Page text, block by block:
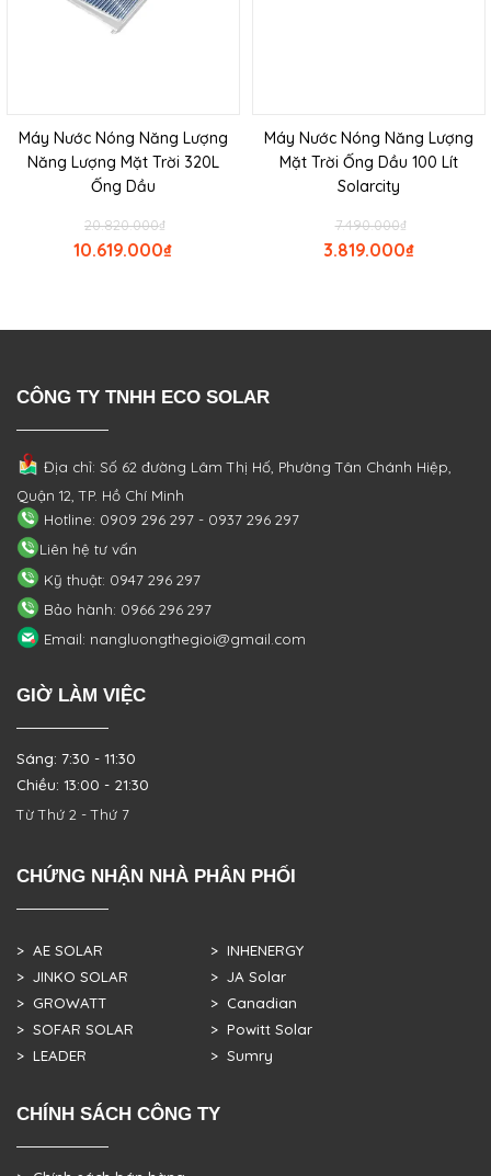
Máy Nước Nóng Năng Lượng
Năng Lượng Mặt Trời 320L
Ống Dầu
₫
20.820.000
₫
10.619.000
Máy Nước Nóng Năng Lượng
Mặt Trời Ống Dầu 100 Lít
Solarcity
₫
7.490.000
₫
3.819.000
CÔNG TY TNHH ECO SOLAR
Địa chỉ: Số 62 đường Lâm Thị Hố, PhườngTân Chánh Hiệp,
Quận 12, TP. Hồ Chí Minh
Hotline: 0909 296 297 - 0937 296 297
Liên hệ tư vấn
Kỹ thuật: 0947 296 297
Bảo hành: 0966 296 297
Email: nangluongthegioi@gmail.com
GIỜ LÀM VIỆC
Sáng: 7:30 - 11:30
Chiều: 13:00 - 21:30
Từ Thứ 2 - Thứ 7
CHỨNG NHẬN NHÀ PHÂN PHỐI
> AE SOLAR
> JINKO SOLAR
> GROWATT
> SOFAR SOLAR
> LEADER
> INHENERGY
> JA Solar
> Canadian
> Powitt Solar
> Sumry
CHÍNH SÁCH CÔNG TY